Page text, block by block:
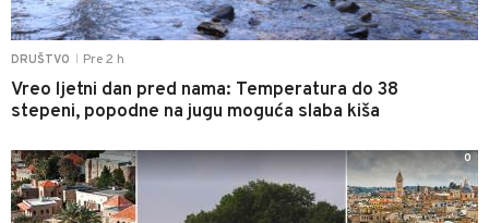
DRUŠTVO Pre 2 h
Vreo ljetni dan pred nama: Temperatura do 38
stepeni, popodne na jugu moguća slaba kiša
0